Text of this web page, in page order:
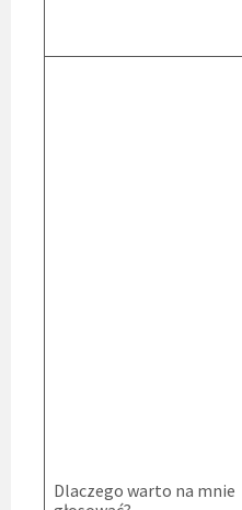
Dlaczego warto na mnie